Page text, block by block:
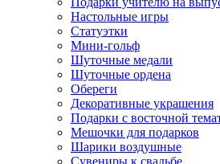
Настольные игры
Статуэтки
Мини-гольф
Шуточные медали
Шуточные ордена
Обереги
Декоративные украшения
Подарки с восточной
Мешочки для подарков
Шарики воздушные
Сувениры к свадьбе